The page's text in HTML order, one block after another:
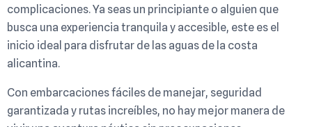
complicaciones. Ya seas un principiante o alguien que
busca una experiencia tranquila y accesible, este es el
inicio ideal para disfrutar de las aguas de la costa
alicantina.
Con embarcaciones fáciles de manejar, seguridad
garantizada y rutas increíbles, no hay mejor manera de